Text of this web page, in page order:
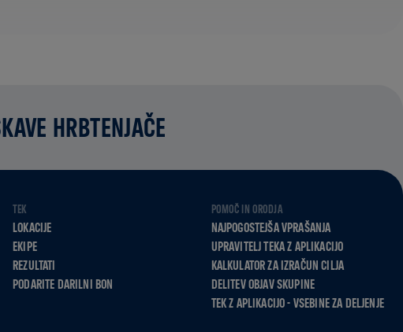
HRBTENJAČE
TEK
LOKACIJE
EKIPE
REZULTATI
PODARITE DARILNI BON
POMOČ IN ORODJA
NAJPOGOSTEJŠA VPRAŠANJA
UPRAVITELJ TEKA Z APLIKACIJO
KALKULATOR ZA IZRAČUN CILJA
DELITEV OBJAV SKUPINE
TEK Z APLIKACIJO - VSEBINE ZA DELJENJE